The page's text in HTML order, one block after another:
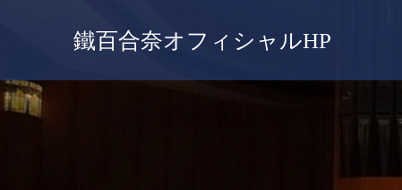
鐵百合奈オフィシャルHP